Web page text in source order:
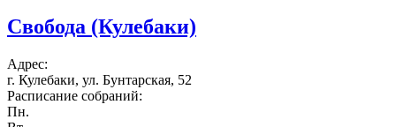
Свобода (Кулебаки)
Адрес:
г. Кулебаки, ул. Бунтарская, 52
Расписание собраний:
Пн.